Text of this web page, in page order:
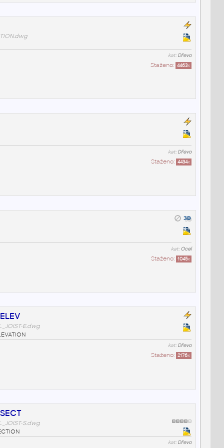
kat:Dřevo
Staženo: 4463x
kat:Dřevo
Staženo: 4434x
kat:Ocel
Staženo: 1045x
E.dwg
kat:Dřevo
Staženo: 2176x
S.dwg
kat:Dřevo